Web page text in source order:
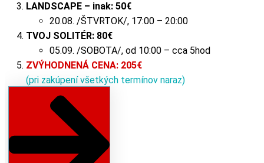
LANDSCAPE – inak: 50€
20.08. /ŠTVRTOK/, 17:00 – 20:00
TVOJ SOLITÉR: 80€
05.09. /SOBOTA/, od 10:00 – cca 5hod
ZVÝHODNENÁ CENA: 205€
(pri zakúpení všetkých termínov naraz)